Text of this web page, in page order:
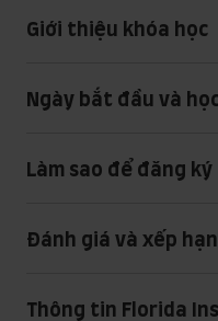
Giới thiệu khóa học
Ngày bắt đầu và
Làm sao để đăng ký
Đánh giá và xếp
Thông tin Florida